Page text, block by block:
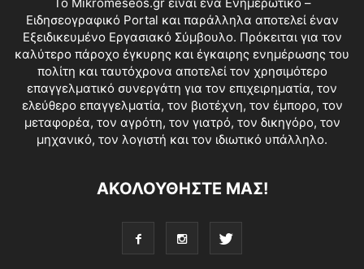
Ειδησεογραφικό Portal και παράλληλα αποτελεί έναν
Εξειδικευμένο Εργασιακό Σύμβουλο. Πρόκειται για τον
καλύτερο πάροχο έγκυρης και έγκαιρης ενημέρωσης του
πολίτη και ταυτόχρονα αποτελεί τον χρησιμότερο
επαγγελματικό συνεργάτη για τον επιχειρηματία, τον
ελεύθερο επαγγελματία, τον βιοτέχνη, τον έμπορο, τον
μεταφορέα, τον αγρότη, τον γιατρό, τον δικηγόρο, τον
μηχανικό, τον λογιστή και τον ιδιωτικό υπάλληλο.
ΑΚΟΛΟΥΘΗΣΤΕ ΜΑΣ!